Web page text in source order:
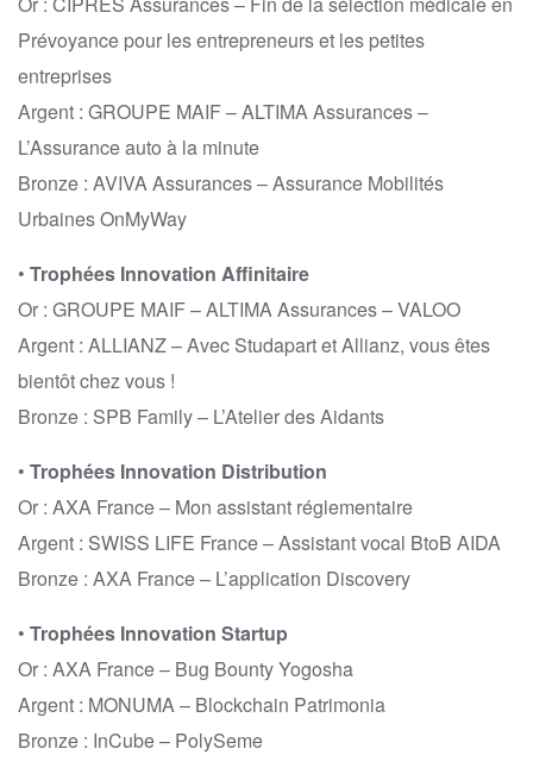
Prévoyance pour les entrepreneurs et les petites
entreprises
Argent : GROUPE MAIF – ALTIMA Assurances –
L’Assurance auto à la minute
Bronze : AVIVA Assurances – Assurance Mobilités
Urbaines OnMyWay
• Trophées Innovation Affinitaire
Or : GROUPE MAIF – ALTIMA Assurances – VALOO
Argent : ALLIANZ – Avec Studapart et Allianz, vous êtes
bientôt chez vous !
Bronze : SPB Family – L’Atelier des Aidants
• Trophées Innovation Distribution
Or : AXA France – Mon assistant réglementaire
Argent : SWISS LIFE France – Assistant vocal BtoB AIDA
Bronze : AXA France – L’application Discovery
• Trophées Innovation Startup
Or : AXA France – Bug Bounty Yogosha
Argent : MONUMA – Blockchain Patrimonia
Bronze : InCube – PolySeme